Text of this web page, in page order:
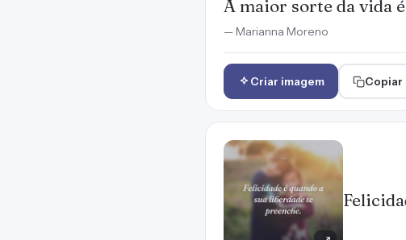
A maior sorte da vida
— Marianna Moreno
Criar imagem Copiar